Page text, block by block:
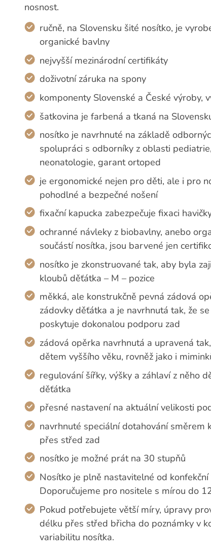
nosnost.
ručně, na Slovensku šité nosítko, je
organické bavlny
nejvyšší mezinárodní certifikáty
doživotní záruka na spony
komponenty Slovenské a České výroby,
šatkovina je farbená a tkaná na
nosítko je navrhnuté na základě
spolupráci s odborníky z oblasti
neonatologie, garant ortoped
je ergonomické nejen pro děti, ale i pro
pohodlné a bezpečné nošení
fixační kapucka zabezpečuje fixaci
ochranné návleky z biobavlny, anebo
součástí nosítka, jsou barvené jen
nosítko je zkonstruované tak, aby byla
kloubů děťátka – M – pozice
měkká, ale konstrukčně pevná zádová
zádovky děťátka a je navrhnutá tak, že
poskytuje dokonalou podporu zad
zádová opěrka navrhnutá a upravená
dětem vyššího věku, rovněž jako i
regulování šířky, výšky a záhlaví z něho
děťátka
přesné nastavení na aktuální velikosti
navrhnuté speciální dotahování směrem
přes střed zad
nosítko je možné prát na 30 stupňů
Nosítko je plně nastavitelné od
Doporučujeme pro nositele s mírou do
Pokud potřebujete větší míry, úpravy
délku přes střed břicha do poznámky v
variabilitu nosítka.